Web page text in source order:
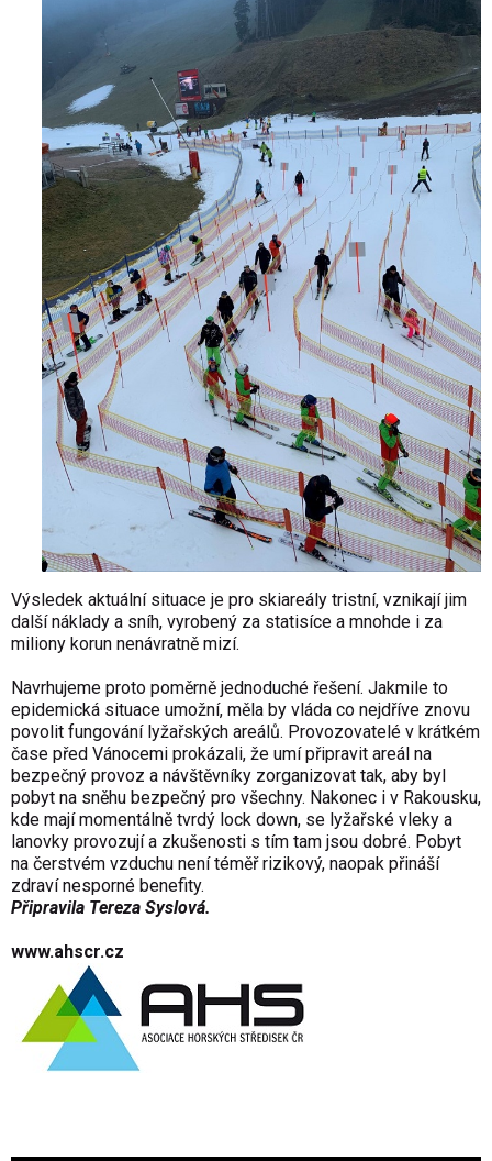
Výsledek aktuální situace je pro skiareály tristní, vznikají jim
další náklady a sníh, vyrobený za statisíce a mnohde i za
miliony korun nenávratně mizí.
Navrhujeme proto poměrně jednoduché řešení. Jakmile to
epidemická situace umožní, měla by vláda co nejdříve znovu
povolit fungování lyžařských areálů. Provozovatelé v krátkém
čase před Vánocemi prokázali, že umí připravit areál na
bezpečný provoz a návštěvníky zorganizovat tak, aby byl
pobyt na sněhu bezpečný pro všechny. Nakonec i v Rakousku,
kde mají momentálně tvrdý lock down, se lyžařské vleky a
lanovky provozují a zkušenosti s tím tam jsou dobré. Pobyt
na čerstvém vzduchu není téměř rizikový, naopak přináší
zdraví nesporné benefity.
Připravila Tereza Syslová.
www.ahscr.cz